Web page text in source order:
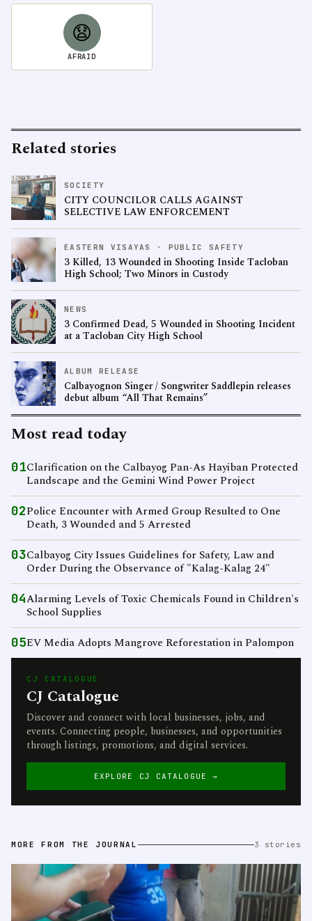
😧
AFRAID
Related stories
SOCIETY
CITY COUNCILOR CALLS AGAINST
SELECTIVE LAW ENFORCEMENT
EASTERN VISAYAS · PUBLIC SAFETY
3 Killed, 13 Wounded in Shooting Inside Tacloban
High School; Two Minors in Custody
NEWS
3 Confirmed Dead, 5 Wounded in Shooting Incident
at a Tacloban City High School
ALBUM RELEASE
Calbayognon Singer / Songwriter Saddlepin releases
debut album “All That Remains”
Most read today
01Clarification on the Calbayog Pan-As Hayiban Protected
Landscape and the Gemini Wind Power Project
02Police Encounter with Armed Group Resulted to One
Death, 3 Wounded and 5 Arrested
03Calbayog City Issues Guidelines for Safety, Law and
Order During the Observance of "Kalag-Kalag 24"
04Alarming Levels of Toxic Chemicals Found in Children's
School Supplies
05EV Media Adopts Mangrove Reforestation in Palompon
CJ CATALOGUE
CJ Catalogue
Discover and connect with local businesses, jobs, and
events. Connecting people, businesses, and opportunities
through listings, promotions, and digital services.
EXPLORE CJ CATALOGUE →
MORE FROM THE JOURNAL 3 stories